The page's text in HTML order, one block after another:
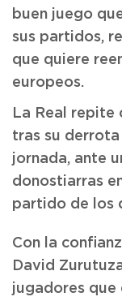
buen juego
sus partidos,
que quiere
europeos.
La Real repite
tras su
jornada, ante
donostiarras
partido de los
Con la
David
jugadores que